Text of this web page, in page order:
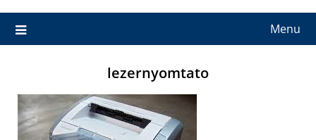
Menu
lezernyomtato